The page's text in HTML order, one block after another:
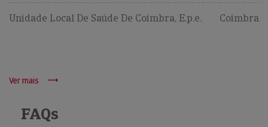
Unidade Local De Saúde De Coimbra, E.p.e. Coimbra
Ver mais
FAQs